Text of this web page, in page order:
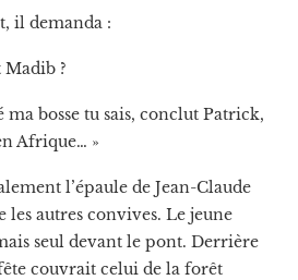
il demanda :
Madib ?
bosse tu sais, conclut Patrick,
Afrique… »
l’épaule de Jean-Claude
les autres convives. Le jeune
seul devant le pont. Derrière
couvrait celui de la forêt